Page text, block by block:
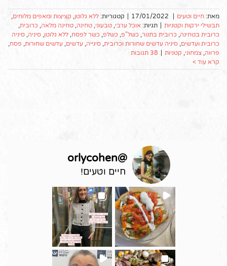
מאת: חיים וטעים 17/01/2022 קטגוריות: ללא גלוטן, קציצות ומאפים מלוחים,
תבשילי ירקות וקטניות
תגיות: אוכל ערבי, טבעוני, טחינה, טחינה מלאה, כרובית,
כרובית בטחינה, כרובית בתנור, כשל"פ, כשלפ, כשר לפסח, ללא גלוטן, סיניה, סיניה
כרובית ועדשים, סיניה עדשים שחורות וכרובית, סינייה, עדשים, עדשים שחורות, פסח,
פרווה, צמחוני, קטניות
38 תגובות
קרא עוד >
@
orlycohen
חיים וטעים!